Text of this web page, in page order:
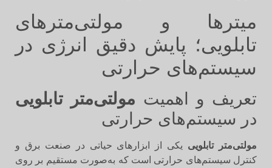
میترها و مولتی‌مترهای
تابلویی؛ پایش دقیق انرژی در
سیستم‌های حرارتی
تعریف و اهمیتمولتی‌متر تابلویی
در سیستم‌های حرارتی
مولتی‌متر تابلویییکی از ابزارهای حیاتی در صنعت برق و
کنترل سیستم‌های حرارتی است که به‌صورت مستقیم بر روی